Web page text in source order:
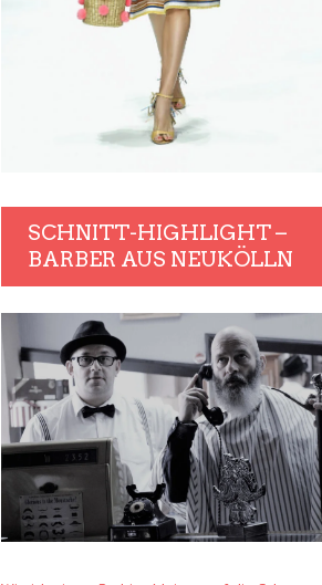
SCHNITT-HIGHLIGHT –
BARBER AUS NEUKÖLLN